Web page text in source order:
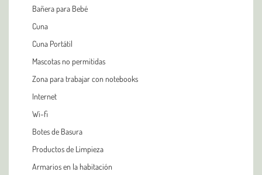
Bañera para Bebé
Cuna
Cuna Portátil
Mascotas no permitidas
Zona para trabajar con notebooks
Internet
Wi-fi
Botes de Basura
Productos de Limpieza
Armarios en la habitación